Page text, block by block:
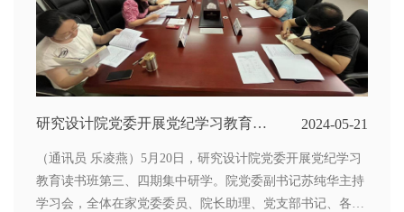
研究设计院党委开展党纪学习教育读
2024-05-21
（通讯员 乐凌燕）5月20日，研究设计院党委开展党纪学习
教育读书班第三、四期集中研学。院党委副书记苏纯华主持
学习会，全体在家党委委员、院长助理、党支部书记、各部